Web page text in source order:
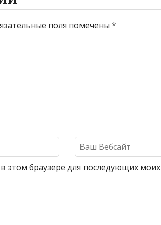
поля помечены *
этом браузере для последующих моих